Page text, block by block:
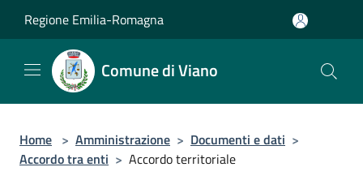
Regione Emilia-Romagna
Comune di Viano
Home > Amministrazione > Documenti e dati >
Accordo tra enti > Accordo territoriale